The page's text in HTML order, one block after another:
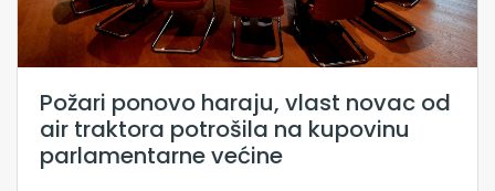
Požari ponovo haraju, vlast novac od
air traktora potrošila na kupovinu
parlamentarne većine